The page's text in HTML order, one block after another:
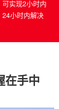
实现2小时内
24小时内解决
在手中